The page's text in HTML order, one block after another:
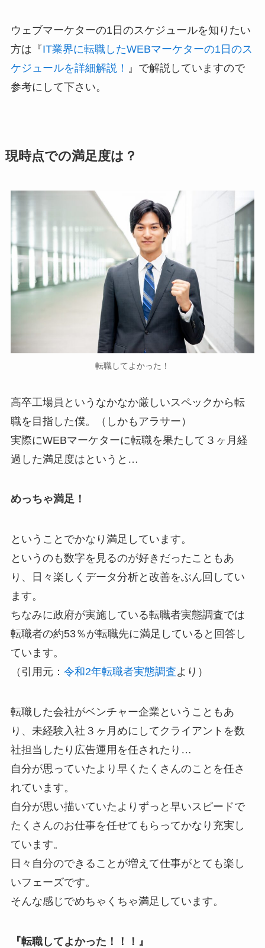
ウェブマーケターの1日のスケジュールを知りたい
方は『IT業界に転職したWEBマーケターの1日のス
ケジュールを詳細解説！ 』で解説していますので
参考にして下さい。
現時点での満足度は？
転職してよかった！
高卒工場員というなかなか厳しいスペックから転
職を目指した僕。（しかもアラサー）
実際にWEBマーケターに転職を果たして３ヶ月経
過した満足度はというと…
めっちゃ満足！
ということでかなり満足しています。
というのも数字を見るのが好きだったこともあ
り、日々楽しくデータ分析と改善をぶん回してい
ます。
ちなみに政府が実施している転職者実態調査では
転職者の約53％が転職先に満足していると回答し
ています。
（引用元： 令和2年転職者実態調査より）
転職した会社がベンチャー企業ということもあ
り、未経験入社３ヶ月めにしてクライアントを数
社担当したり広告運用を任されたり…
自分が思っていたより早くたくさんのことを任さ
れています。
自分が思い描いていたよりずっと早いスピードで
たくさんのお仕事を任せてもらってかなり充実し
ています。
日々自分のできることが増えて仕事がとても楽し
いフェーズです。
そんな感じでめちゃくちゃ満足しています。
『転職してよかった！！！』